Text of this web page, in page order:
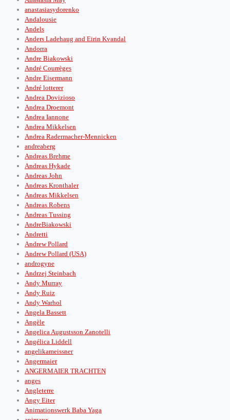
anastasiasydorenko
Andalousie
Andels
Anders Ladehaug and Eirin Kvandal
Andorra
Andre Biakowski
André Courrèges
Andre Eisermann
André lotterer
Andrea Dovizioso
Andrea Droemont
Andrea Iannone
Andrea Mikkelsen
Andrea Radermacher-Mennicken
andreaberg
Andreas Brehme
Andreas Hykade
Andreas John
Andreas Kronthaler
Andreas Mikkelsen
Andreas Robens
Andreas Tussing
AndreBiakowski
Andretti
Andrew Pollard
Andrew Pollard (USA)
androgyne
Andrzej Steinbach
Andy Murray
Andy Ruiz
Andy Warhol
Angela Bassett
Angèle
Angelica Augustsson Zanotelli
Angélica Liddell
angelikameissner
Angermaier
ANGERMAIER TRACHTEN
anges
Angleterre
Angy Eiter
Animationswerk Baba Yaga